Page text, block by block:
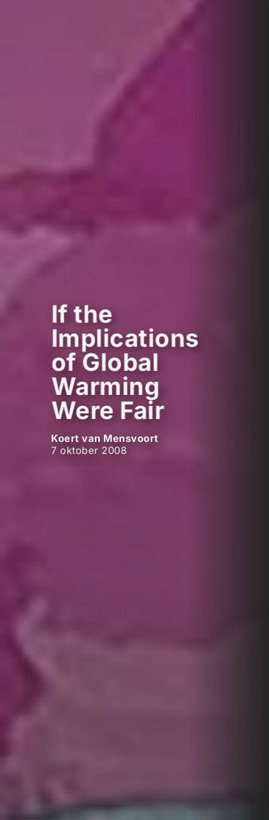
If the
Implications
of Global
Warming
Were Fair
Koert van Mensvoort
7 oktober 2008